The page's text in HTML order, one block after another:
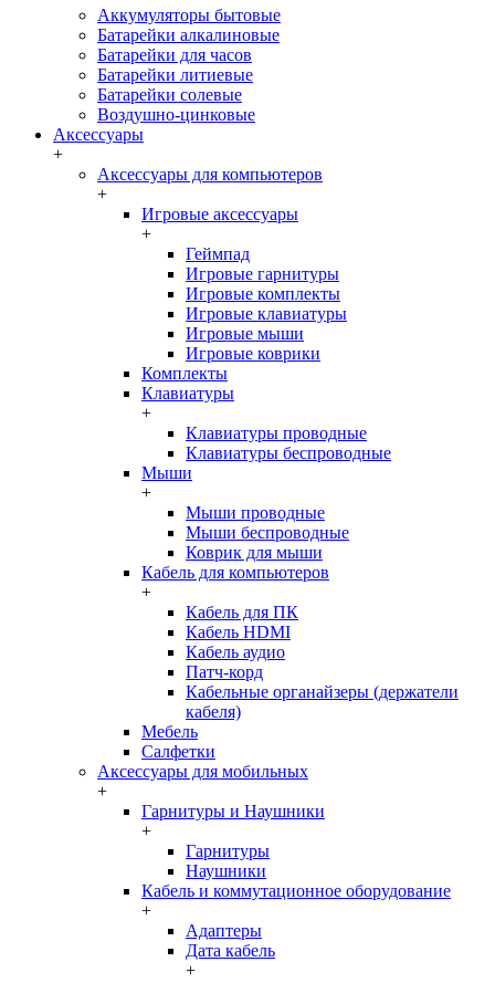
Аккумуляторы бытовые
Батарейки алкалиновые
Батарейки для часов
Батарейки литиевые
Батарейки солевые
Воздушно-цинковые
Аксессуары
+
Аксессуары для компьютеров
+
Игровые аксессуары
+
Геймпад
Игровые гарнитуры
Игровые комплекты
Игровые клавиатуры
Игровые мыши
Игровые коврики
Комплекты
Клавиатуры
+
Клавиатуры проводные
Клавиатуры беспроводные
Мыши
+
Мыши проводные
Мыши беспроводные
Коврик для мыши
Кабель для компьютеров
+
Кабель для ПК
Кабель HDMI
Кабель аудио
Патч-корд
Кабельные органайзеры (держатели
кабеля)
Мебель
Салфетки
Аксессуары для мобильных
+
Гарнитуры и Наушники
+
Гарнитуры
Наушники
Кабель и коммутационное оборудование
+
Адаптеры
Дата кабель
+